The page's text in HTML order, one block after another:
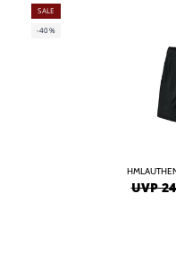
SALE
-40%
UVP